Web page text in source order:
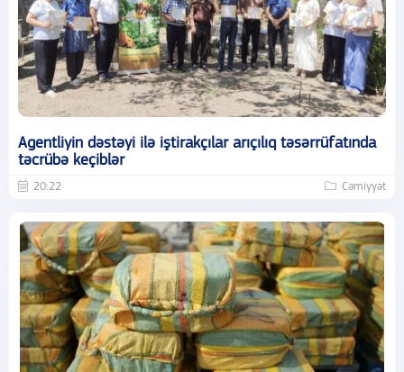
Agentliyin dəstəyi ilə iştirakçılar arıçılıq təsərrüfatında
təcrübə keçiblər
20:22 Cəmiyyət